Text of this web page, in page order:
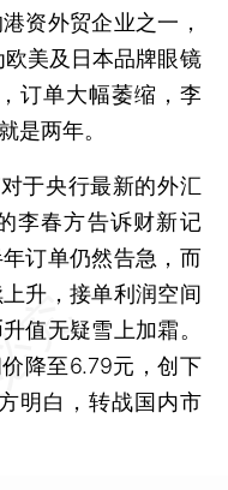
外贸企业之一，
美及日本品牌眼镜
订单大幅萎缩，李
是两年。
于央行最新的外汇
李春方告诉财新记
订单仍然告急，而
升，接单利润空间
值无疑雪上加霜。
降至6.79元，创下
明白，转战国内市